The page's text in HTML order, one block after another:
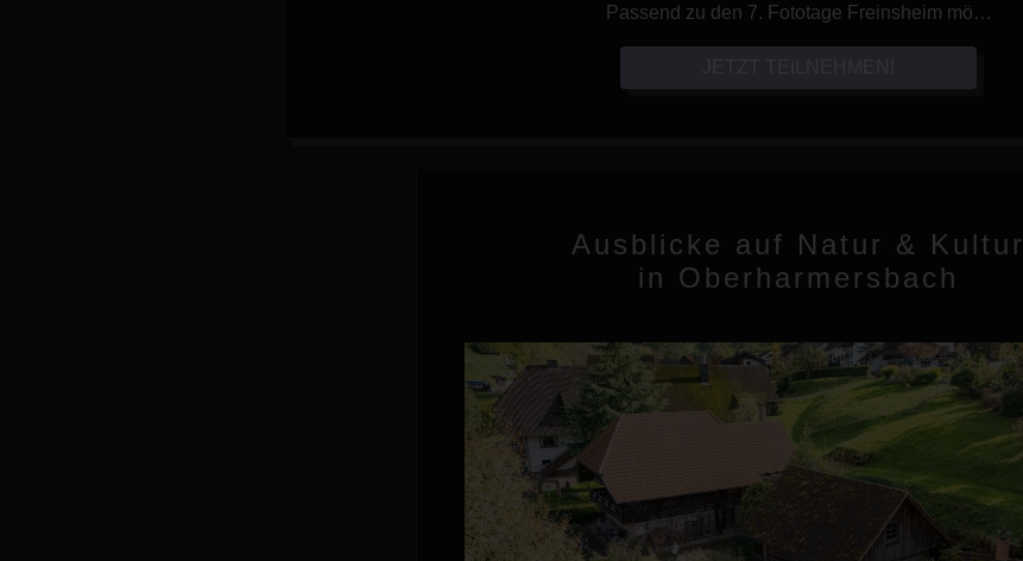
Passend zu den 7. Fototage Freinsheim mö…
Ausblicke auf Natur & Kultur
in Oberharmersbach